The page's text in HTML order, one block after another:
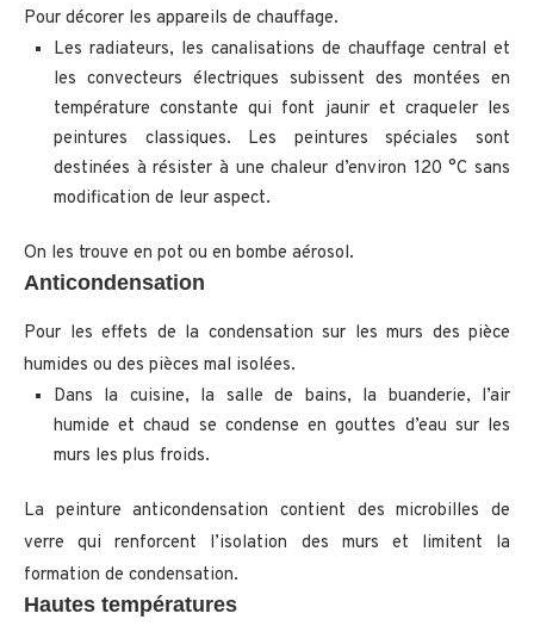
Pour décorer les appareils de chauffage.
Les radiateurs, les canalisations de chauffage central et
les convecteurs électriques subissent des montées en
température constante qui font jaunir et craqueler les
peintures classiques. Les peintures spéciales sont
destinées à résister à une chaleur d’environ 120 °C sans
modification de leur aspect.
On les trouve en pot ou en bombe aérosol.
Anticondensation
Pour les effets de la condensation sur les murs des pièce
humides ou des pièces mal isolées.
Dans la cuisine, la salle de bains, la buanderie, l’air
humide et chaud se condense en gouttes d’eau sur les
murs les plus froids.
La peinture anticondensation contient des microbilles de
verre qui renforcent l’isolation des murs et limitent la
formation de condensation.
Hautes températures